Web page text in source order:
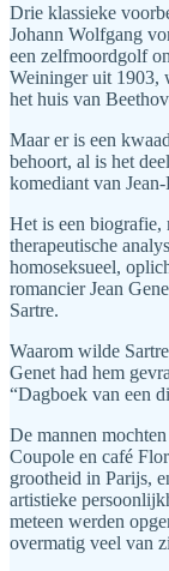
Drie klassieke
Johann Wolfgang
een zelfmoordgolf
Weininger uit 1903,
het huis van
Maar er is een
behoort, al is het
komediant van
Het is een
therapeutische
homoseksueel,
romancier Jean
Sartre.
Waarom wilde
Genet had hem
“Dagboek van een
De mannen
Coupole en café
grootheid in Parijs,
artistieke
meteen werden
overmatig veel van